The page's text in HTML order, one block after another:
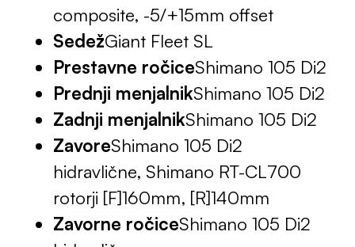
composite, -5/+15mm offset
SedežGiant Fleet SL
Prestavne ročiceShimano 105 Di2
Prednji menjalnikShimano 105 Di2
Zadnji menjalnikShimano 105 Di2
ZavoreShimano 105 Di2
hidravlične, Shimano RT-CL700
rotorji [F]160mm, [R]140mm
Zavorne ročiceShimano 105 Di2